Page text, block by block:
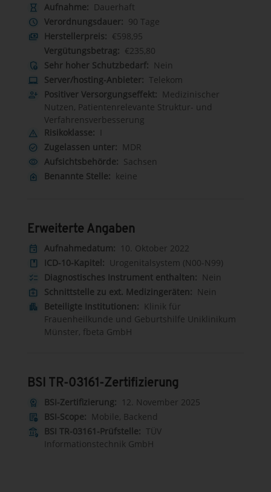
hourglass_empty
Aufnahme: Dauerhaft
schedule Verordnungsdauer: 90 Tage
payments Herstellerpreis: €598,95
Vergütungsbetrag: €235,80
admin_panel_settings Sehr hoher Schutzbedarf: Nein
laptop_mac Server/hosting-Anbieter: Telekom
person_add Positiver Versorgungseffekt: Medizinischer
Nutzen, Patientenrelevante Struktur- und
Verfahrensverbesserung
warning Risikoklasse:
check_circle Zugelassen unter: MDR
visibility Aufsichtsbehörde: Sachsen
home_health Benannte Stelle: keine
Erweiterte Angaben
event
Aufnahmedatum: 10. Oktober 2022
book ICD-10-Kapitel: Urogenitalsystem (N00-N99)
checklist Diagnostisches Instrument enthalten: Nein
medical_services Schnittstelle zu ext. Medizingeräten: Nein
apartment Beteiligte Institutionen: Klinik für
Frauenheilkunde und Geburtshilfe Uniklinikum
Münster, fbeta GmbH
BSI TR-03161-Zertifizierung
license
BSI-Zertifizierung: 12. November 2025
other_admission BSI-Scope: Mobile, Backend
assured_workload BSI TR-03161-Prüfstelle: TÜV
Informationstechnik GmbH